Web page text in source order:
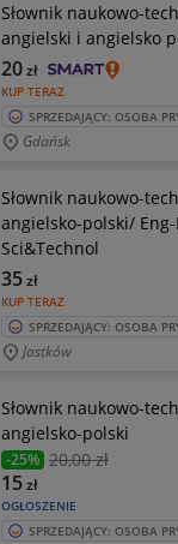
Słownik naukowo-
angielski i angielsko
KUP TERAZ
20zł
SPRZEDAJĄCY: OSOBA
Gdańsk
Słownik naukowo-
angielsko-polski/ Eng-
Sci&Technol
KUP TERAZ
35zł
SPRZEDAJĄCY: OSOBA
Jastków
Słownik naukowo-
angielsko-polski
-25% 20,00 zł
OGŁOSZENIE
15zł
SPRZEDAJĄCY: OSOBA